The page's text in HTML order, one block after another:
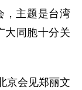
，主题是台湾
大同胞十分关
京会见郑丽文